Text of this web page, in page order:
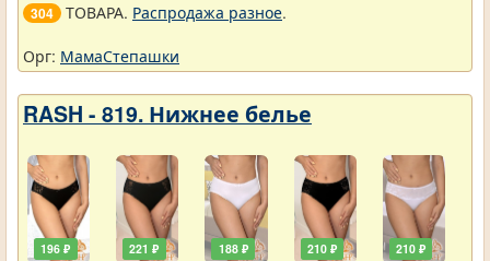
304 ТОВАРА. Распродажа разное.
Орг: МамаСтепашки
RASH - 819. Нижнее белье
196 ₽ 221 ₽ 188 ₽ 210 ₽ 210 ₽